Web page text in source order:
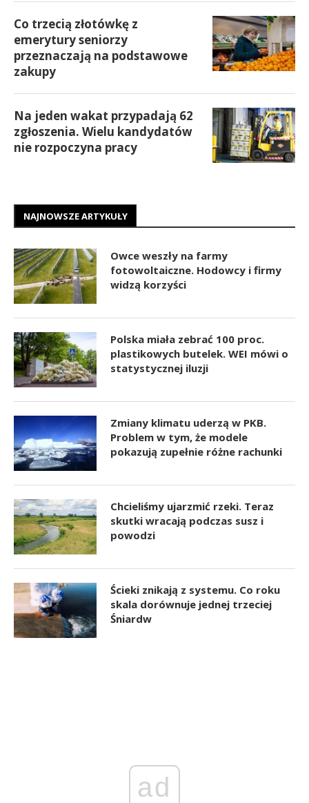
Co trzecią złotówkę z
emerytury seniorzy
przeznaczają na podstawowe
zakupy
Na jeden wakat przypadają 62
zgłoszenia. Wielu kandydatów
nie rozpoczyna pracy
NAJNOWSZE ARTYKUŁY
Owce weszły na farmy
fotowoltaiczne. Hodowcy i firmy
widzą korzyści
Polska miała zebrać 100 proc.
plastikowych butelek. WEI mówi o
statystycznej iluzji
Zmiany klimatu uderzą w PKB.
Problem w tym, że modele
pokazują zupełnie różne rachunki
Chcieliśmy ujarzmić rzeki. Teraz
skutki wracają podczas susz i
powodzi
Ścieki znikają z systemu. Co roku
skala dorównuje jednej trzeciej
Śniardw
ad